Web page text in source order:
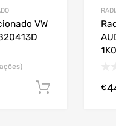
VW
Comprar
€